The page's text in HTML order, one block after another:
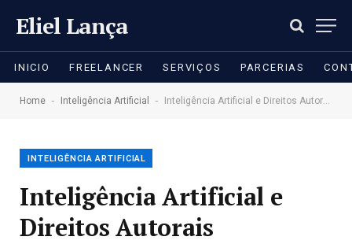
Eliel Lança
INICIO FREELANCER SERVIÇOS PARCERIAS
Home - Inteligência Artificial - Inteligência Artificial e Direitos Autorais
INTELIGÊNCIA ARTIFICIAL
Inteligência Artificial e
Direitos Autorais